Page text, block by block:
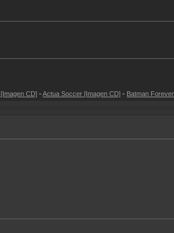
Actua Soccer [Imagen CD]-Batman Forever: The Arcade